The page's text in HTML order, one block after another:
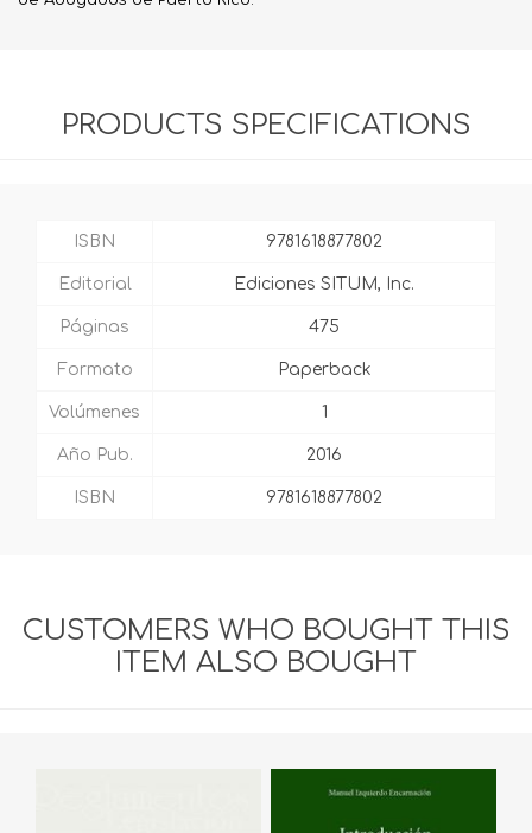
PRODUCTS SPECIFICATIONS
ISBN 9781618877802
Editorial Ediciones SITUM, Inc.
Páginas 475
Formato Paperback
Volúmenes 1
Año Pub. 2016
ISBN 9781618877802
CUSTOMERS WHO BOUGHT THIS
ITEM ALSO BOUGHT